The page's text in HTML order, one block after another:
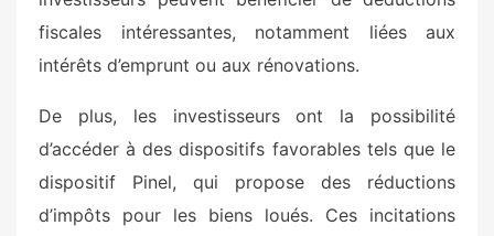
fiscales intéressantes, notamment liées aux
intérêts d’emprunt ou aux rénovations.
De plus, les investisseurs ont la possibilité
d’accéder à des dispositifs favorables tels que le
dispositif Pinel, qui propose des réductions
d’impôts pour les biens loués. Ces incitations